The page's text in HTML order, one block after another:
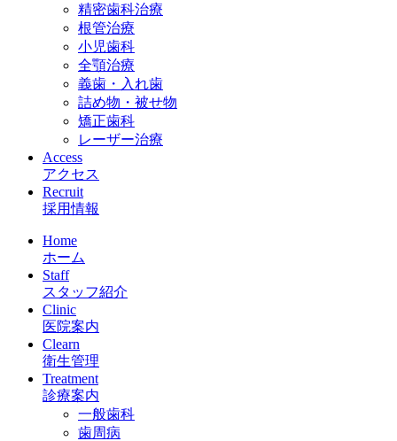
精密歯科治療
根管治療
小児歯科
全顎治療
義歯・入れ歯
詰め物・被せ物
矯正歯科
レーザー治療
Access
アクセス
Recruit
採用情報
Home
ホーム
Staff
スタッフ紹介
Clinic
医院案内
Clearn
衛生管理
Treatment
診療案内
一般歯科
歯周病